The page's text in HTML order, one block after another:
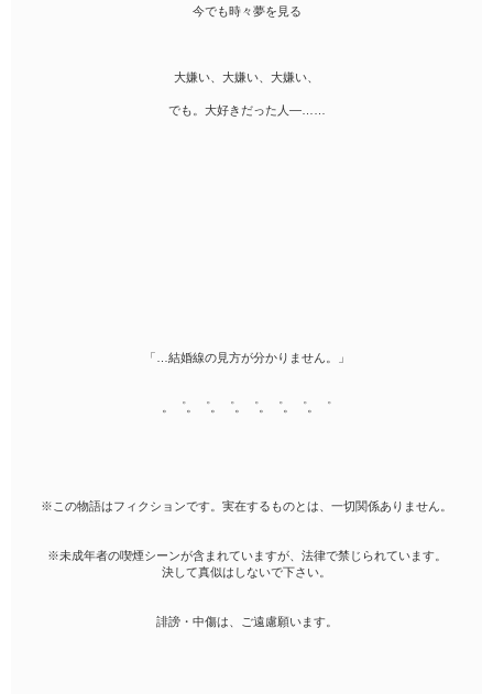
今でも時々夢を見る
大嫌い、大嫌い、大嫌い、
でも。大好きだった人―……
「…結婚線の見方が分かりません。」
。゜。゜。゜。゜。゜。゜。゜
※この物語はフィクションです。実在するものとは、一切関係ありません。
※未成年者の喫煙シーンが含まれていますが、法律で禁じられています。
決して真似はしないで下さい。
誹謗・中傷は、ご遠慮願います。